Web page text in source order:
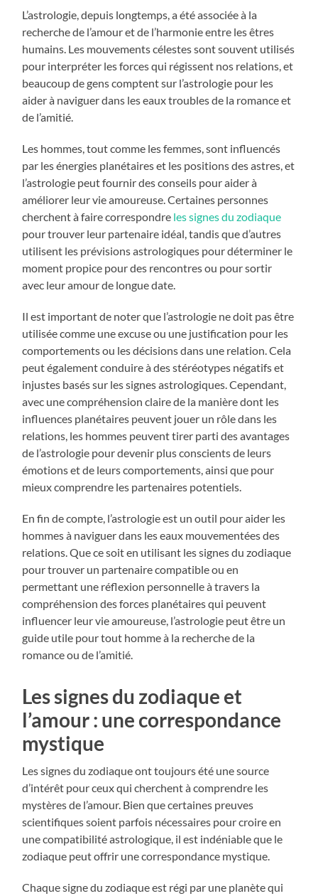
L’astrologie, depuis longtemps, a été associée à la
recherche de l’amour et de l’harmonie entre les êtres
humains. Les mouvements célestes sont souvent utilisés
pour interpréter les forces qui régissent nos relations, et
beaucoup de gens comptent sur l’astrologie pour les
aider à naviguer dans les eaux troubles de la romance et
de l’amitié.
Les hommes, tout comme les femmes, sont influencés
par les énergies planétaires et les positions des astres, et
l’astrologie peut fournir des conseils pour aider à
améliorer leur vie amoureuse. Certaines personnes
cherchent à faire correspondre les signes du zodiaque
pour trouver leur partenaire idéal, tandis que d’autres
utilisent les prévisions astrologiques pour déterminer le
moment propice pour des rencontres ou pour sortir
avec leur amour de longue date.
Il est important de noter que l’astrologie ne doit pas être
utilisée comme une excuse ou une justification pour les
comportements ou les décisions dans une relation. Cela
peut également conduire à des stéréotypes négatifs et
injustes basés sur les signes astrologiques. Cependant,
avec une compréhension claire de la manière dont les
influences planétaires peuvent jouer un rôle dans les
relations, les hommes peuvent tirer parti des avantages
de l’astrologie pour devenir plus conscients de leurs
émotions et de leurs comportements, ainsi que pour
mieux comprendre les partenaires potentiels.
En fin de compte, l’astrologie est un outil pour aider les
hommes à naviguer dans les eaux mouvementées des
relations. Que ce soit en utilisant les signes du zodiaque
pour trouver un partenaire compatible ou en
permettant une réflexion personnelle à travers la
compréhension des forces planétaires qui peuvent
influencer leur vie amoureuse, l’astrologie peut être un
guide utile pour tout homme à la recherche de la
romance ou de l’amitié.
Les signes du zodiaque et
l’amour : une correspondance
mystique
Les signes du zodiaque ont toujours été une source
d’intérêt pour ceux qui cherchent à comprendre les
mystères de l’amour. Bien que certaines preuves
scientifiques soient parfois nécessaires pour croire en
une compatibilité astrologique, il est indéniable que le
zodiaque peut offrir une correspondance mystique.
Chaque signe du zodiaque est régi par une planète qui